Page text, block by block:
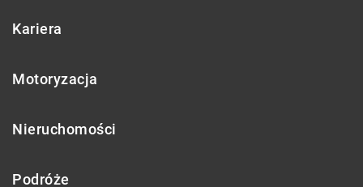
Kariera
Motoryzacja
Nieruchomości
Podróże